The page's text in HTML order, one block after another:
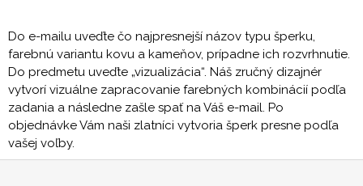
Do e-mailu uveďte čo najpresnejší názov typu šperku,
farebnú variantu kovu a kameňov, prípadne ich rozvrhnutie.
Do predmetu uveďte „vizualizácia“. Náš zručný dizajnér
vytvorí vizuálne zapracovanie farebných kombinácií podľa
zadania a následne zašle spať na Váš e-mail. Po
objednávke Vám naši zlatníci vytvoria šperk presne podľa
vašej voľby.
n
á
j
s
ť
?